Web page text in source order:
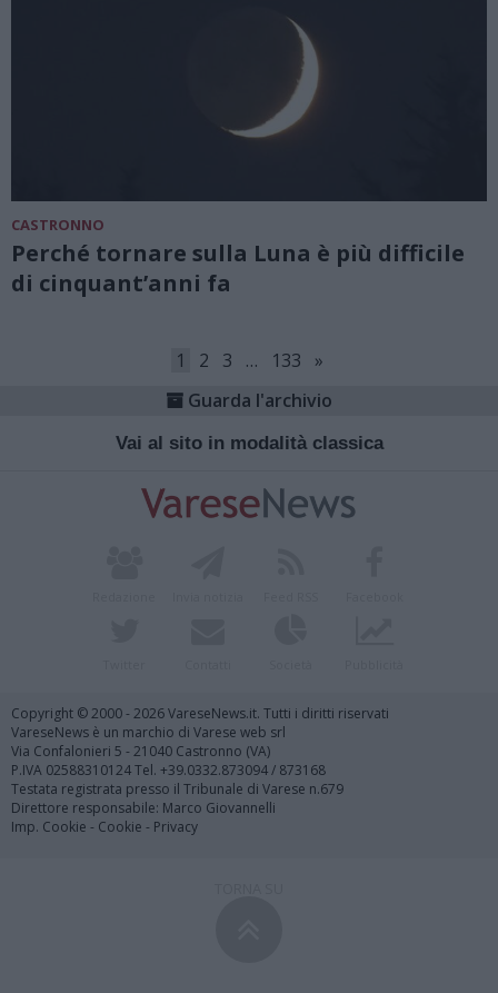
CASTRONNO
Perché tornare sulla Luna è più difficile
di cinquant’anni fa
1 2 3 … 133
»
Guarda l'archivio
Vai al sito in modalità classica
Copyright © 2000 - 2026 VareseNews.it. Tutti i diritti riservati
VareseNews è un marchio di Varese web srl
Via Confalonieri 5 - 21040 Castronno (VA)
P.IVA 02588310124 Tel. +39.0332.873094 / 873168
Testata registrata presso il Tribunale di Varese n.679
Direttore responsabile: Marco Giovannelli
Imp. Cookie - Cookie - Privacy